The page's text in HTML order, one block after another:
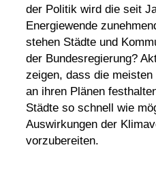
der Politik wird die seit
Energiewende
stehen Städte und
der Bundesregierung?
zeigen, dass die
an ihren Plänen
Städte so schnell wie
Auswirkungen der
vorzubereiten.